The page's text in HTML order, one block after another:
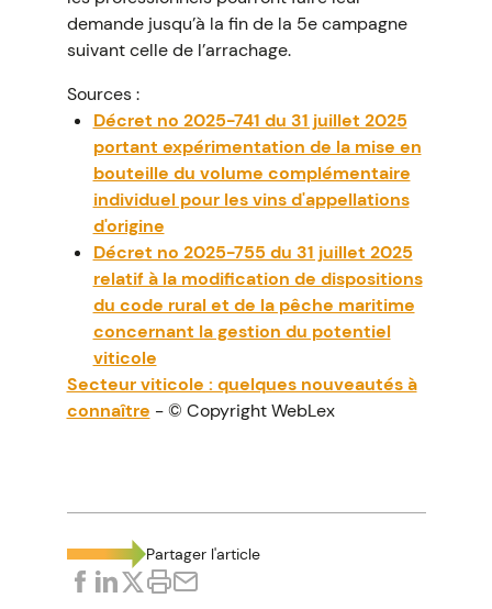
demande jusqu’à la fin de la 5e campagne
suivant celle de l’arrachage.
Sources :
Décret no 2025-741 du 31 juillet 2025
portant expérimentation de la mise en
bouteille du volume complémentaire
individuel pour les vins d'appellations
d'origine
Décret no 2025-755 du 31 juillet 2025
relatif à la modification de dispositions
du code rural et de la pêche maritime
concernant la gestion du potentiel
viticole
Secteur viticole : quelques nouveautés à
connaître - © Copyright WebLex
Partager l'article